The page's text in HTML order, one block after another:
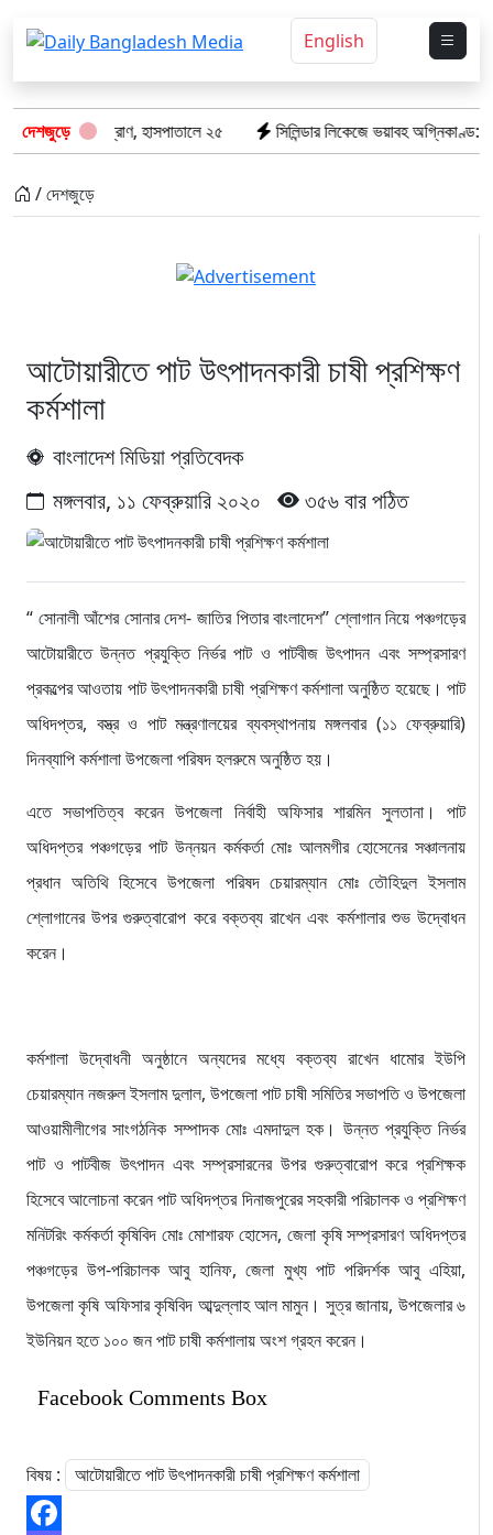
English
দেশজুড়ে
৮টি তাজা প্রাণ, হাসপাতালে ২৫ সিলিন্ডার লিকেজে ভয়াবহ অগ্নিকাণ্ড:
/ দেশজুড়ে
আটোয়ারীতে পাট উৎপাদনকারী চাষী প্রশিক্ষণ
কর্মশালা
বাংলাদেশ মিডিয়া প্রতিবেদক
মঙ্গলবার, ১১ ফেব্রুয়ারি ২০২০
৩৫৬ বার পঠিত
“ সোনালী আঁশের সোনার দেশ- জাতির পিতার বাংলাদেশ” শ্লোগান নিয়ে পঞ্চগড়ের
আটোয়ারীতে উন্নত প্রযুক্তি নির্ভর পাট ও পাটবীজ উৎপাদন এবং সম্প্রসারণ
প্রকল্পের আওতায় পাট উৎপাদনকারী চাষী প্রশিক্ষণ কর্মশালা অনুষ্ঠিত হয়েছে। পাট
অধিদপ্তর, বস্ত্র ও পাট মন্ত্রণালয়ের ব্যবস্থাপনায় মঙ্গলবার (১১ ফেব্রুয়ারি)
দিনব্যাপি কর্মশালা উপজেলা পরিষদ হলরুমে অনুষ্ঠিত হয়।
এতে সভাপতিত্ব করেন উপজেলা নির্বাহী অফিসার শারমিন সুলতানা। পাট
অধিদপ্তর পঞ্চগড়ের পাট উন্নয়ন কর্মকর্তা মোঃ আলমগীর হোসেনের সঞ্চালনায়
প্রধান অতিথি হিসেবে উপজেলা পরিষদ চেয়ারম্যান মোঃ তৌহিদুল ইসলাম
শ্লোগানের উপর গুরুত্বারোপ করে বক্তব্য রাখেন এবং কর্মশালার শুভ উদ্বোধন
করেন।
কর্মশালা উদ্বোধনী অনুষ্ঠানে অন্যদের মধ্যে বক্তব্য রাখেন ধামোর ইউপি
চেয়ারম্যান নজরুল ইসলাম দুলাল, উপজেলা পাট চাষী সমিতির সভাপতি ও উপজেলা
আওয়ামীলীগের সাংগঠনিক সম্পাদক মোঃ এমদাদুল হক। উন্নত প্রযুক্তি নির্ভর
পাট ও পাটবীজ উৎপাদন এবং সম্প্রসারনের উপর গুরুত্বারোপ করে প্রশিক্ষক
হিসেবে আলোচনা করেন পাট অধিদপ্তর দিনাজপুরের সহকারী পরিচালক ও প্রশিক্ষণ
মনিটরিং কর্মকর্তা কৃষিবিদ মোঃ মোশারফ হোসেন, জেলা কৃষি সম্প্রসারণ অধিদপ্তর
পঞ্চগড়ের উপ-পরিচালক আবু হানিফ, জেলা মুখ্য পাট পরিদর্শক আবু এহিয়া,
উপজেলা কৃষি অফিসার কৃষিবিদ আব্দুল্লাহ আল মামুন। সুত্র জানায়, উপজেলার ৬
ইউনিয়ন হতে ১০০ জন পাট চাষী কর্মশালায় অংশ গ্রহন করেন।
Facebook Comments Box
বিষয় : আটোয়ারীতে পাট উৎপাদনকারী চাষী প্রশিক্ষণ কর্মশালা